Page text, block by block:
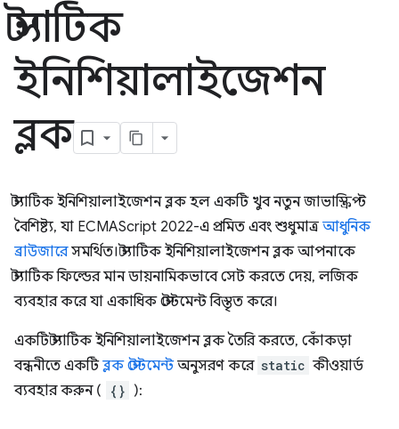
স্ট্যাটিক
ইনিশিয়ালাইজেশন
ব্লক
স্ট্যাটিক ইনিশিয়ালাইজেশন ব্লক হল একটি খুব নতুন জাভাস্ক্রিপ্ট
বৈশিষ্ট্য, যা ECMAScript 2022-এ প্রমিত এবং শুধুমাত্র আধুনিক
ব্রাউজারেসমর্থিত। স্ট্যাটিক ইনিশিয়ালাইজেশন ব্লক আপনাকে
স্ট্যাটিক ফিল্ডের মান ডায়নামিকভাবে সেট করতে দেয়, লজিক
ব্যবহার করে যা একাধিক স্টেটমেন্ট বিস্তৃত করে।
একটি স্ট্যাটিক ইনিশিয়ালাইজেশন ব্লক তৈরি করতে, কোঁকড়া
বন্ধনীতে একটিব্লক স্টেটমেন্টঅনুসরণ করে static কীওয়ার্ড
ব্যবহার করুন (
{} ):